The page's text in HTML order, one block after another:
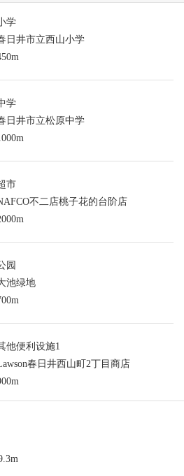
学
日井市立西山小学
学
日井市立松原中学
市
不二店桃子花的台阶店
园
池绿地
他便利设施1
春日井西山町2丁目商店